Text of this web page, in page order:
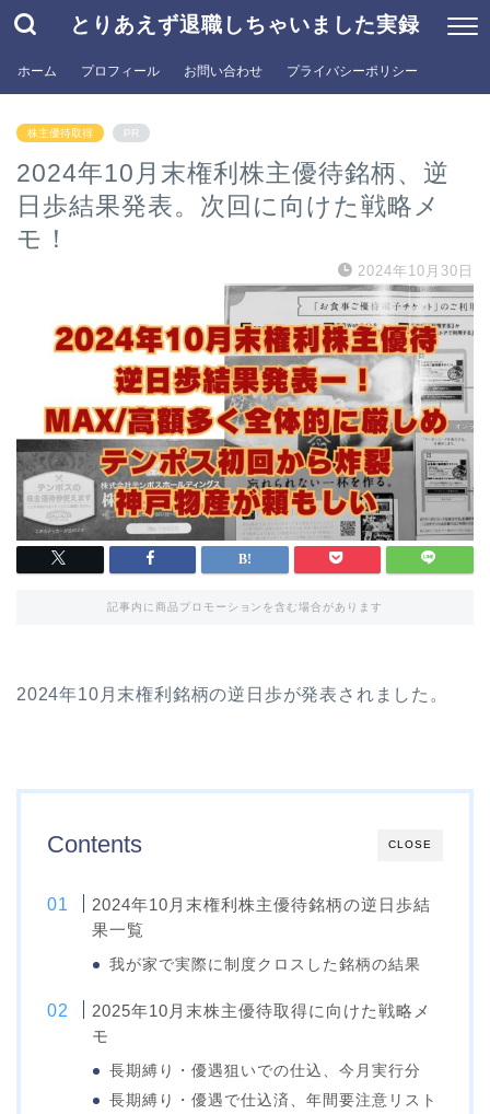
とりあえず退職しちゃいました実録
ホーム プロフィール お問い合わせ プライバシーポリシー
株主優待取得 PR
2024年10月末権利株主優待銘柄、逆
日歩結果発表。次回に向けた戦略メ
モ！
2024年10月30日
記事内に商品プロモーションを含む場合があります
2024年10月末権利銘柄の逆日歩が発表されました。
CLOSE
Contents
2024年10月末権利株主優待銘柄の逆日歩結
果一覧
我が家で実際に制度クロスした銘柄の結果
2025年10月末株主優待取得に向けた戦略メ
モ
長期縛り・優遇狙いでの仕込、今月実行分
長期縛り・優遇で仕込済、年間要注意リスト